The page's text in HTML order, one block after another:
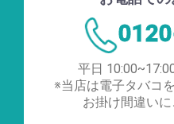
平日
※当店は電子タバコ
お掛け間違いに